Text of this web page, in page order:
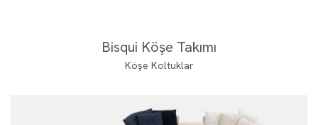
Bisqui Köşe Takımı
Köşe Koltuklar